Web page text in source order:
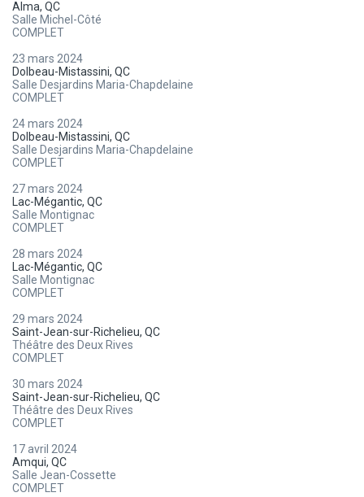
Alma, QC
Salle Michel-Côté
COMPLET
23 mars 2024
Dolbeau-Mistassini, QC
Salle Desjardins Maria-Chapdelaine
COMPLET
24 mars 2024
Dolbeau-Mistassini, QC
Salle Desjardins Maria-Chapdelaine
COMPLET
27 mars 2024
Lac-Mégantic, QC
Salle Montignac
COMPLET
28 mars 2024
Lac-Mégantic, QC
Salle Montignac
COMPLET
29 mars 2024
Saint-Jean-sur-Richelieu, QC
Théâtre des Deux Rives
COMPLET
30 mars 2024
Saint-Jean-sur-Richelieu, QC
Théâtre des Deux Rives
COMPLET
17 avril 2024
Amqui, QC
Salle Jean-Cossette
COMPLET